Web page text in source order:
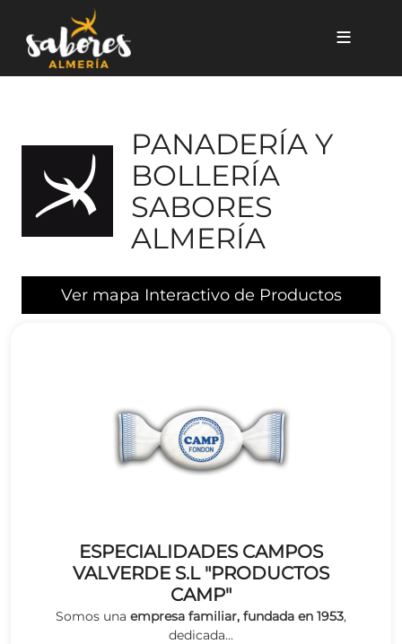
PANADERÍA Y
BOLLERÍA
SABORES
ALMERÍA
Ver mapa Interactivo de Productos
ESPECIALIDADES CAMPOS
VALVERDE S.L "PRODUCTOS
CAMP"
Somos una empresa familiar, fundada en 1953,
dedicada...